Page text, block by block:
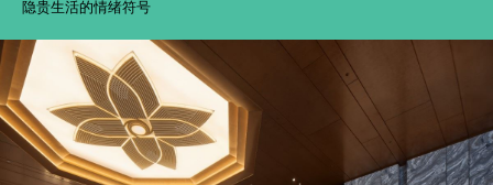
隐贵生活的情绪符号